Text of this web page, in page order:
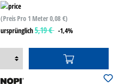
(Preis Pro 1 Meter 0,08 €)
ursprünglich5,19 € -1,4%